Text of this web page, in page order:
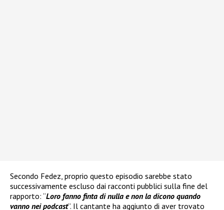
Secondo Fedez, proprio questo episodio sarebbe stato
successivamente escluso dai racconti pubblici sulla fine del
rapporto: “Loro fanno finta di nulla e non la dicono quando
vanno nei podcast”. Il cantante ha aggiunto di aver trovato